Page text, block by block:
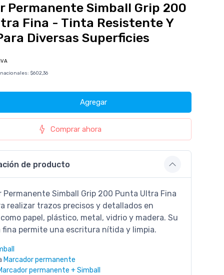
Permanente Simball Grip 200
Fina - Tinta Resistente Y
Diversas Superficies
$602,36
Agregar
Comprar ahora
de producto
Permanente Simball Grip 200 Punta Ultra Fina
realizar trazos precisos y detallados en
papel, plástico, metal, vidrio y madera. Su
permite una escritura nítida y limpia.
Marcador permanente
permanente + Simball